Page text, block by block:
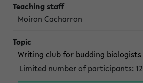
Moiron Cacharron
Writing club for budding biologists
Limited number of participants: 12